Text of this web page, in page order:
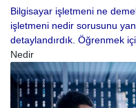
Bilgisayar işletmeni ne
işletmeni nedir sorusunu
detaylandırdık. Öğrenmek
Nedir